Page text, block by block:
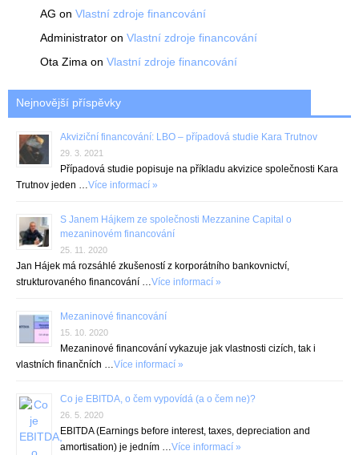
AG on Vlastní zdroje financování
Administrator on Vlastní zdroje financování
Ota Zima on Vlastní zdroje financování
Nejnovější příspěvky
Akviziční financování: LBO – případová studie Kara Trutnov
29. 3. 2021
Případová studie popisuje na příkladu akvizice společnosti Kara
Trutnov jeden …Více informací »
S Janem Hájkem ze společnosti Mezzanine Capital o
mezaninovém financování
25. 11. 2020
Jan Hájek má rozsáhlé zkušeností z korporátního bankovnictví,
strukturovaného financování …Více informací »
Mezaninové financování
15. 10. 2020
Mezaninové financování vykazuje jak vlastnosti cizích, tak i
vlastních finančních …Více informací »
Co je EBITDA, o čem vypovídá (a o čem ne)?
26. 5. 2020
EBITDA (Earnings before interest, taxes, depreciation and
amortisation) je jedním …Více informací »